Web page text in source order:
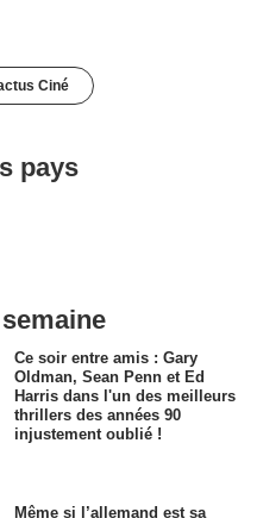
Ciné
pays
Ce soir entre amis : Gary
Oldman, Sean Penn et Ed
Harris dans l'un des meilleurs
thrillers des années 90
injustement oublié !
Même si l’allemand est sa